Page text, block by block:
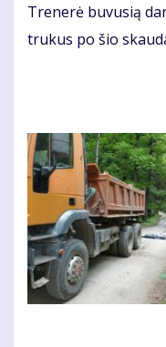
Tre­ne­rė bu­vu­sią
tru­kus po šio